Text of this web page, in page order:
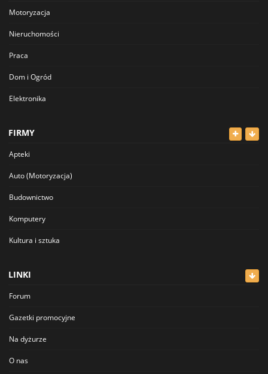
Motoryzacja
Nieruchomości
Praca
Dom i Ogród
Elektronika
FIRMY
Apteki
Auto (Motoryzacja)
Budownictwo
Komputery
Kultura i sztuka
LINKI
Forum
Gazetki promocyjne
Na dyżurze
O nas